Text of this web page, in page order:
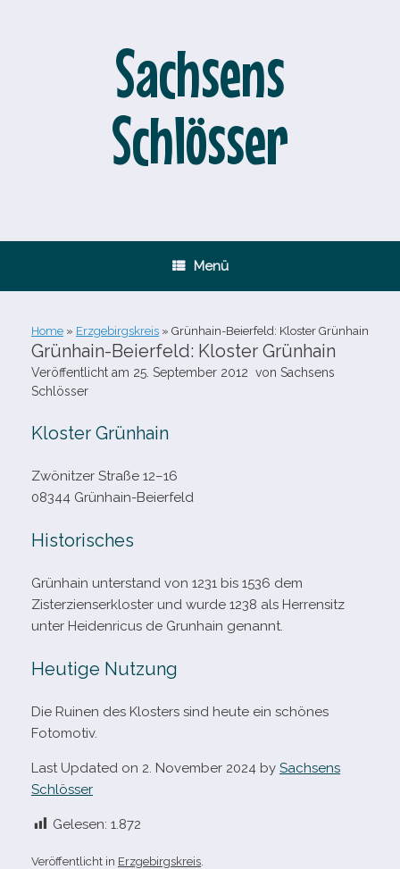
Sachsens
Schlösser
Menü
Home » Erzgebirgskreis » Grünhain-​Beierfeld: Kloster Grünhain
Grünhain-​Beierfeld: Kloster Grünhain
Veröffentlicht am 25. September 2012 von Sachsens
Schlösser
Kloster Grünhain
Zwönitzer Straße 12–16
08344 Grünhain-Beierfeld
Historisches
Grünhain unter­stand von 1231 bis 1536 dem
Zisterzienserkloster und wurde 1238 als Herrensitz
unter Heidenricus de Grunhain genannt.
Heutige Nutzung
Die Ruinen des Klosters sind heute ein schö­nes
Fotomotiv.
Last Updated on 2. November 2024 by Sachsens
Schlösser
Gelesen: 1.872
Veröffentlicht in Erzgebirgskreis